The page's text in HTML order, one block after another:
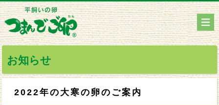
お知らせ
2022年の大寒の卵のご案内